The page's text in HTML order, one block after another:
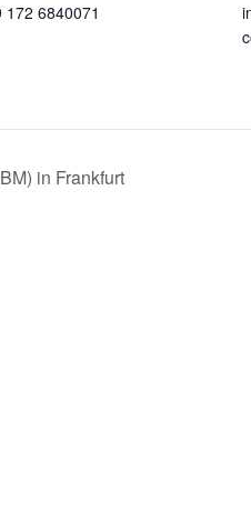
172 6840071
in Frankfurt